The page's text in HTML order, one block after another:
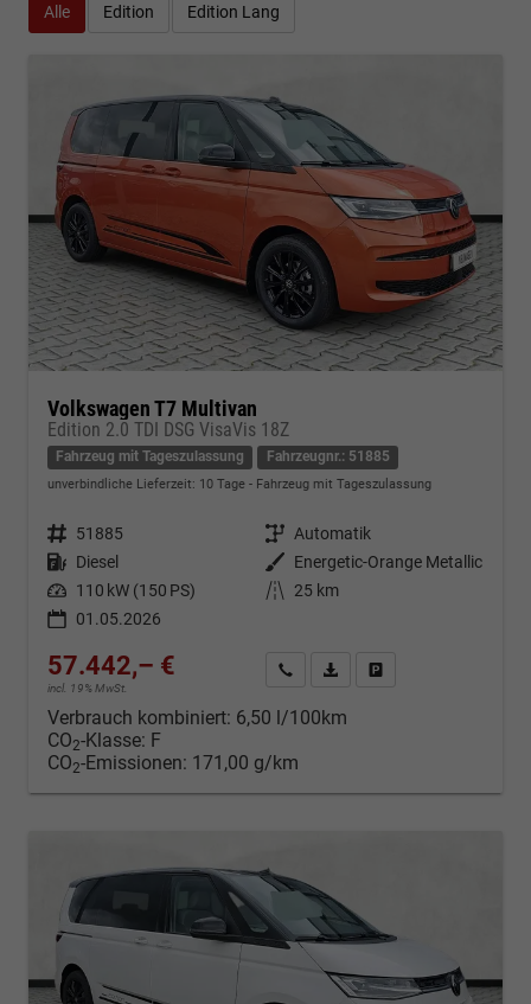
Alle Edition Edition Lang
Volkswagen T7 Multivan
Edition 2.0 TDI DSG VisaVis 18Z
Fahrzeug mit Tageszulassung Fahrzeugnr.: 51885
unverbindliche Lieferzeit: 10 Tage Fahrzeug mit Tageszulassung
Fahrzeugnr. 51885 Getriebe Automatik
Kraftstoff Diesel Außenfarbe
Energetic-Orange Metallic
Leistung 110 kW (150 PS) Kilometerstand
25 km
01.05.2026
57.442,– €
incl. 19% MwSt.
Kontakt & Angebot anfordern
PDF-Datei, Fahrzeugexposé
Verbrauch kombiniert: 6,50 l/100km
CO2-Klasse: F
CO2-Emissionen: 171,00 g/km